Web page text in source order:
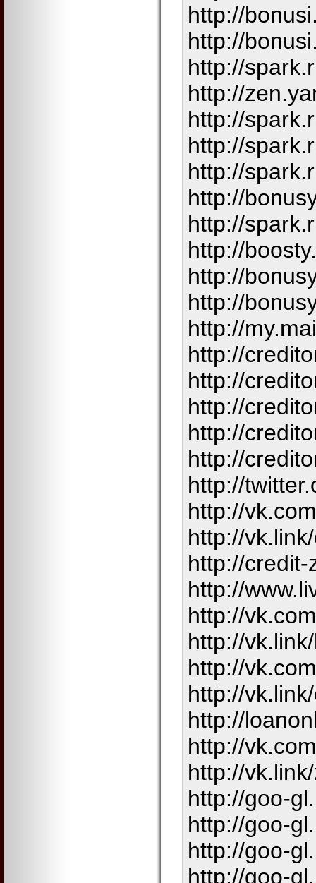
http://
http://
http://
http://
http://
http://
http://
http://
http://
http://
http://
http://
http://
http://
http://
http://
http://
http://
http://
http://
http://
http://
http://
http://
http://
http://
http://
http://
http://
http://
http://goo-
http://goo-
http://goo-
http://goo-